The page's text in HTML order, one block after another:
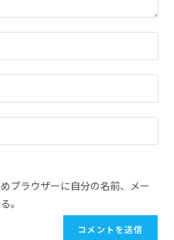
ブラウザーに自分の名前、メー
。